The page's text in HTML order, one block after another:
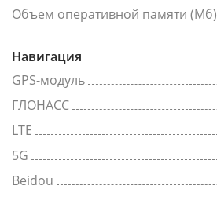
Объем оперативной памяти (Мб)
Навигация
GPS-модуль
ГЛОНАСС
LTE
5G
Beidou